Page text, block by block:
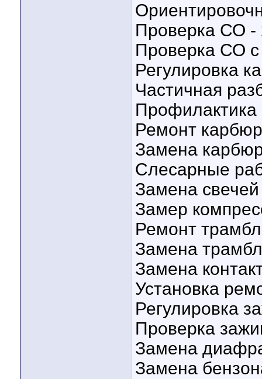
Проверка СО -
Проверка СО с
Регулировка
Частичная
Профилактика
Ремонт
Замена
Слесарные
Замена свечей
Замер
Ремонт
Замена
Замена
Установка
Регулировка
Проверка
Замена
Замена